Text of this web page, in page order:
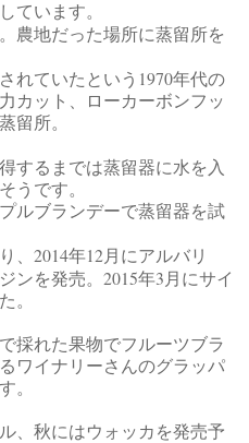
ています。
農地だった場所に蒸留所を
れていたという 1970年代の
カット、ローカーボンフッ
留所。
するまでは蒸留器に水を入
うです。
ルブランデーで蒸留器を試
、 2014年12月にアルバリ
ンを発売。 2015年3 月にサイ
。
採れた果物でフルーツブラ
ワイナリーさんのグラッパ
。
、秋にはウォッカを発売予